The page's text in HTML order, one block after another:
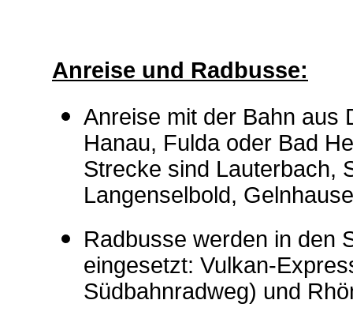
Anreise und Radbusse:
Anreise mit der Bahn aus
Hanau, Fulda oder Bad
Strecke sind Lauterbach,
Langenselbold,
Radbusse werden in den
eingesetzt: Vulkan-
Südbahnradweg) und